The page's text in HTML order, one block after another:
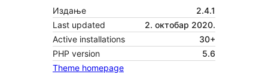
Издање
2.4.1
Last updated
2. октобар 2020.
Active installations
30+
PHP version
5.6
Theme homepage